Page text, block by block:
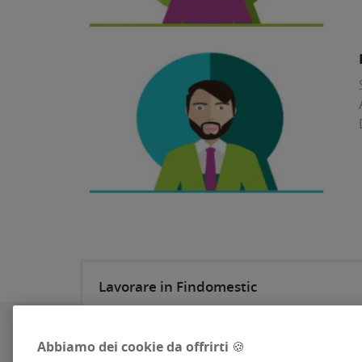
Lavorare in Findomestic
dipendenti e la creazione di un ambiente di
Abbiamo dei cookie da offrirti 🍪